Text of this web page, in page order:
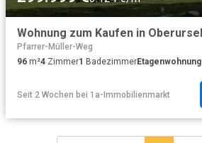
Pfarrer-Müller-Weg
96 m²4 Zimmer1 BadezimmerEtagenwohnung
Seit 2 Wochen bei 1a-Immobilienmarkt